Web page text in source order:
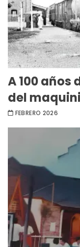
A 100 años
del
FEBRERO 2026